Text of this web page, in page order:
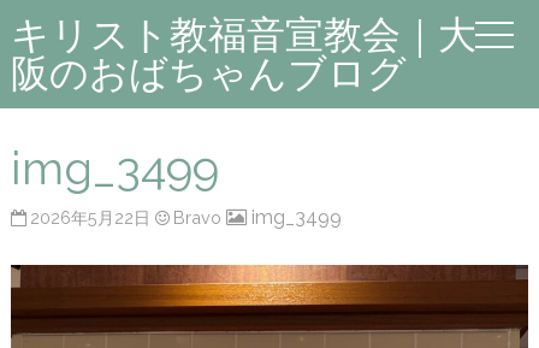
キリスト教福音宣教会｜大
阪のおばちゃんブログ
img_3499
2026年5月22日 Bravo img_3499